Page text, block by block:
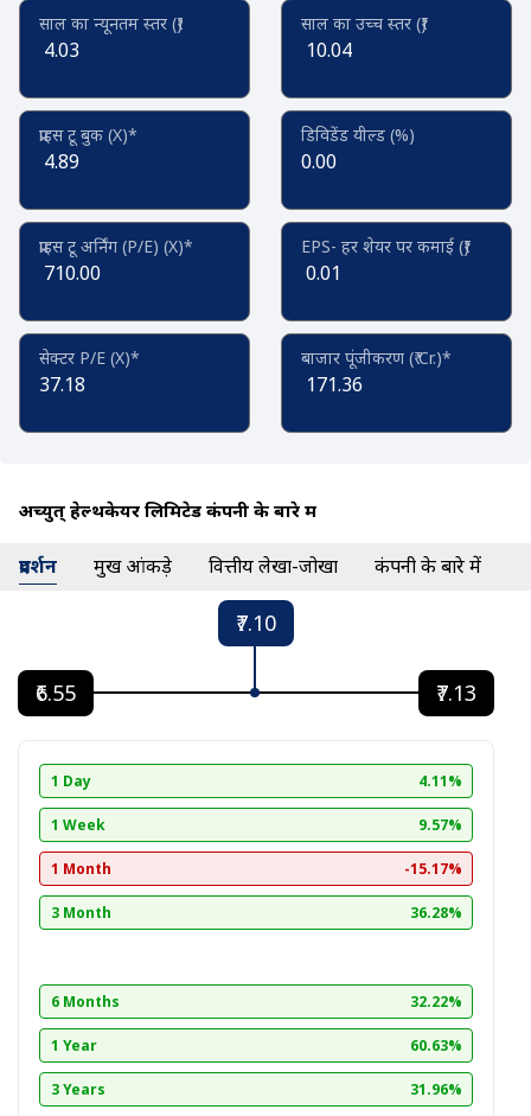
साल का न्यूनतम स्तर (₹)
4.03
साल का उच्च स्तर (₹)
10.04
प्राइस टू बुक (X)*
4.89
डिविडेंड यील्ड (%)
0.00
प्राइस टू अर्निंग (P/E) (X)*
710.00
EPS- हर शेयर पर कमाई (₹)
0.01
सेक्टर P/E (X)*
37.18
बाजार पूंजीकरण (₹ Cr.)*
171.36
अच्युत् हेल्थकेयर लिमिटेड कंपनी के बारे में
प्रदर्शन प्रमुख आंकड़े वित्तीय लेखा-जोखा कंपनी के बारे में
₹7.10
₹6.55 ₹7.13
1 Day 4.11%
1 Week 9.57%
1 Month -15.17%
3 Month 36.28%
6 Months 32.22%
1 Year 60.63%
3 Years 31.96%